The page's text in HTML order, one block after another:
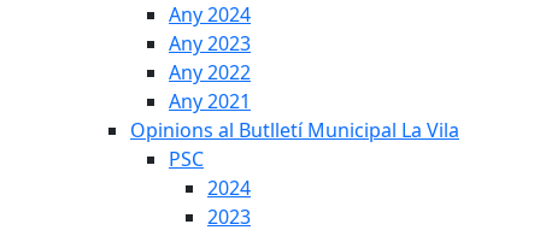
Any 2024
Any 2023
Any 2022
Any 2021
Opinions al Butlletí Municipal La Vila
PSC
2024
2023